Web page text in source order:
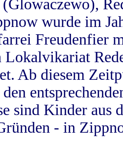
wurde im
Freudenfier
Lokalvikariat
Ab diesem
sind Kinder aus
- in